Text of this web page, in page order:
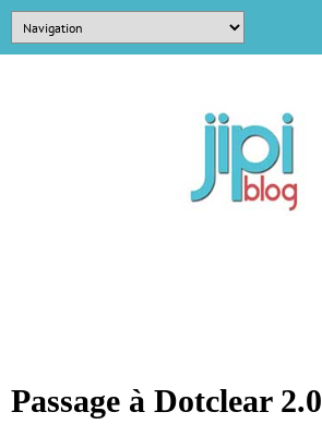
Passage à Dotclear 2.0